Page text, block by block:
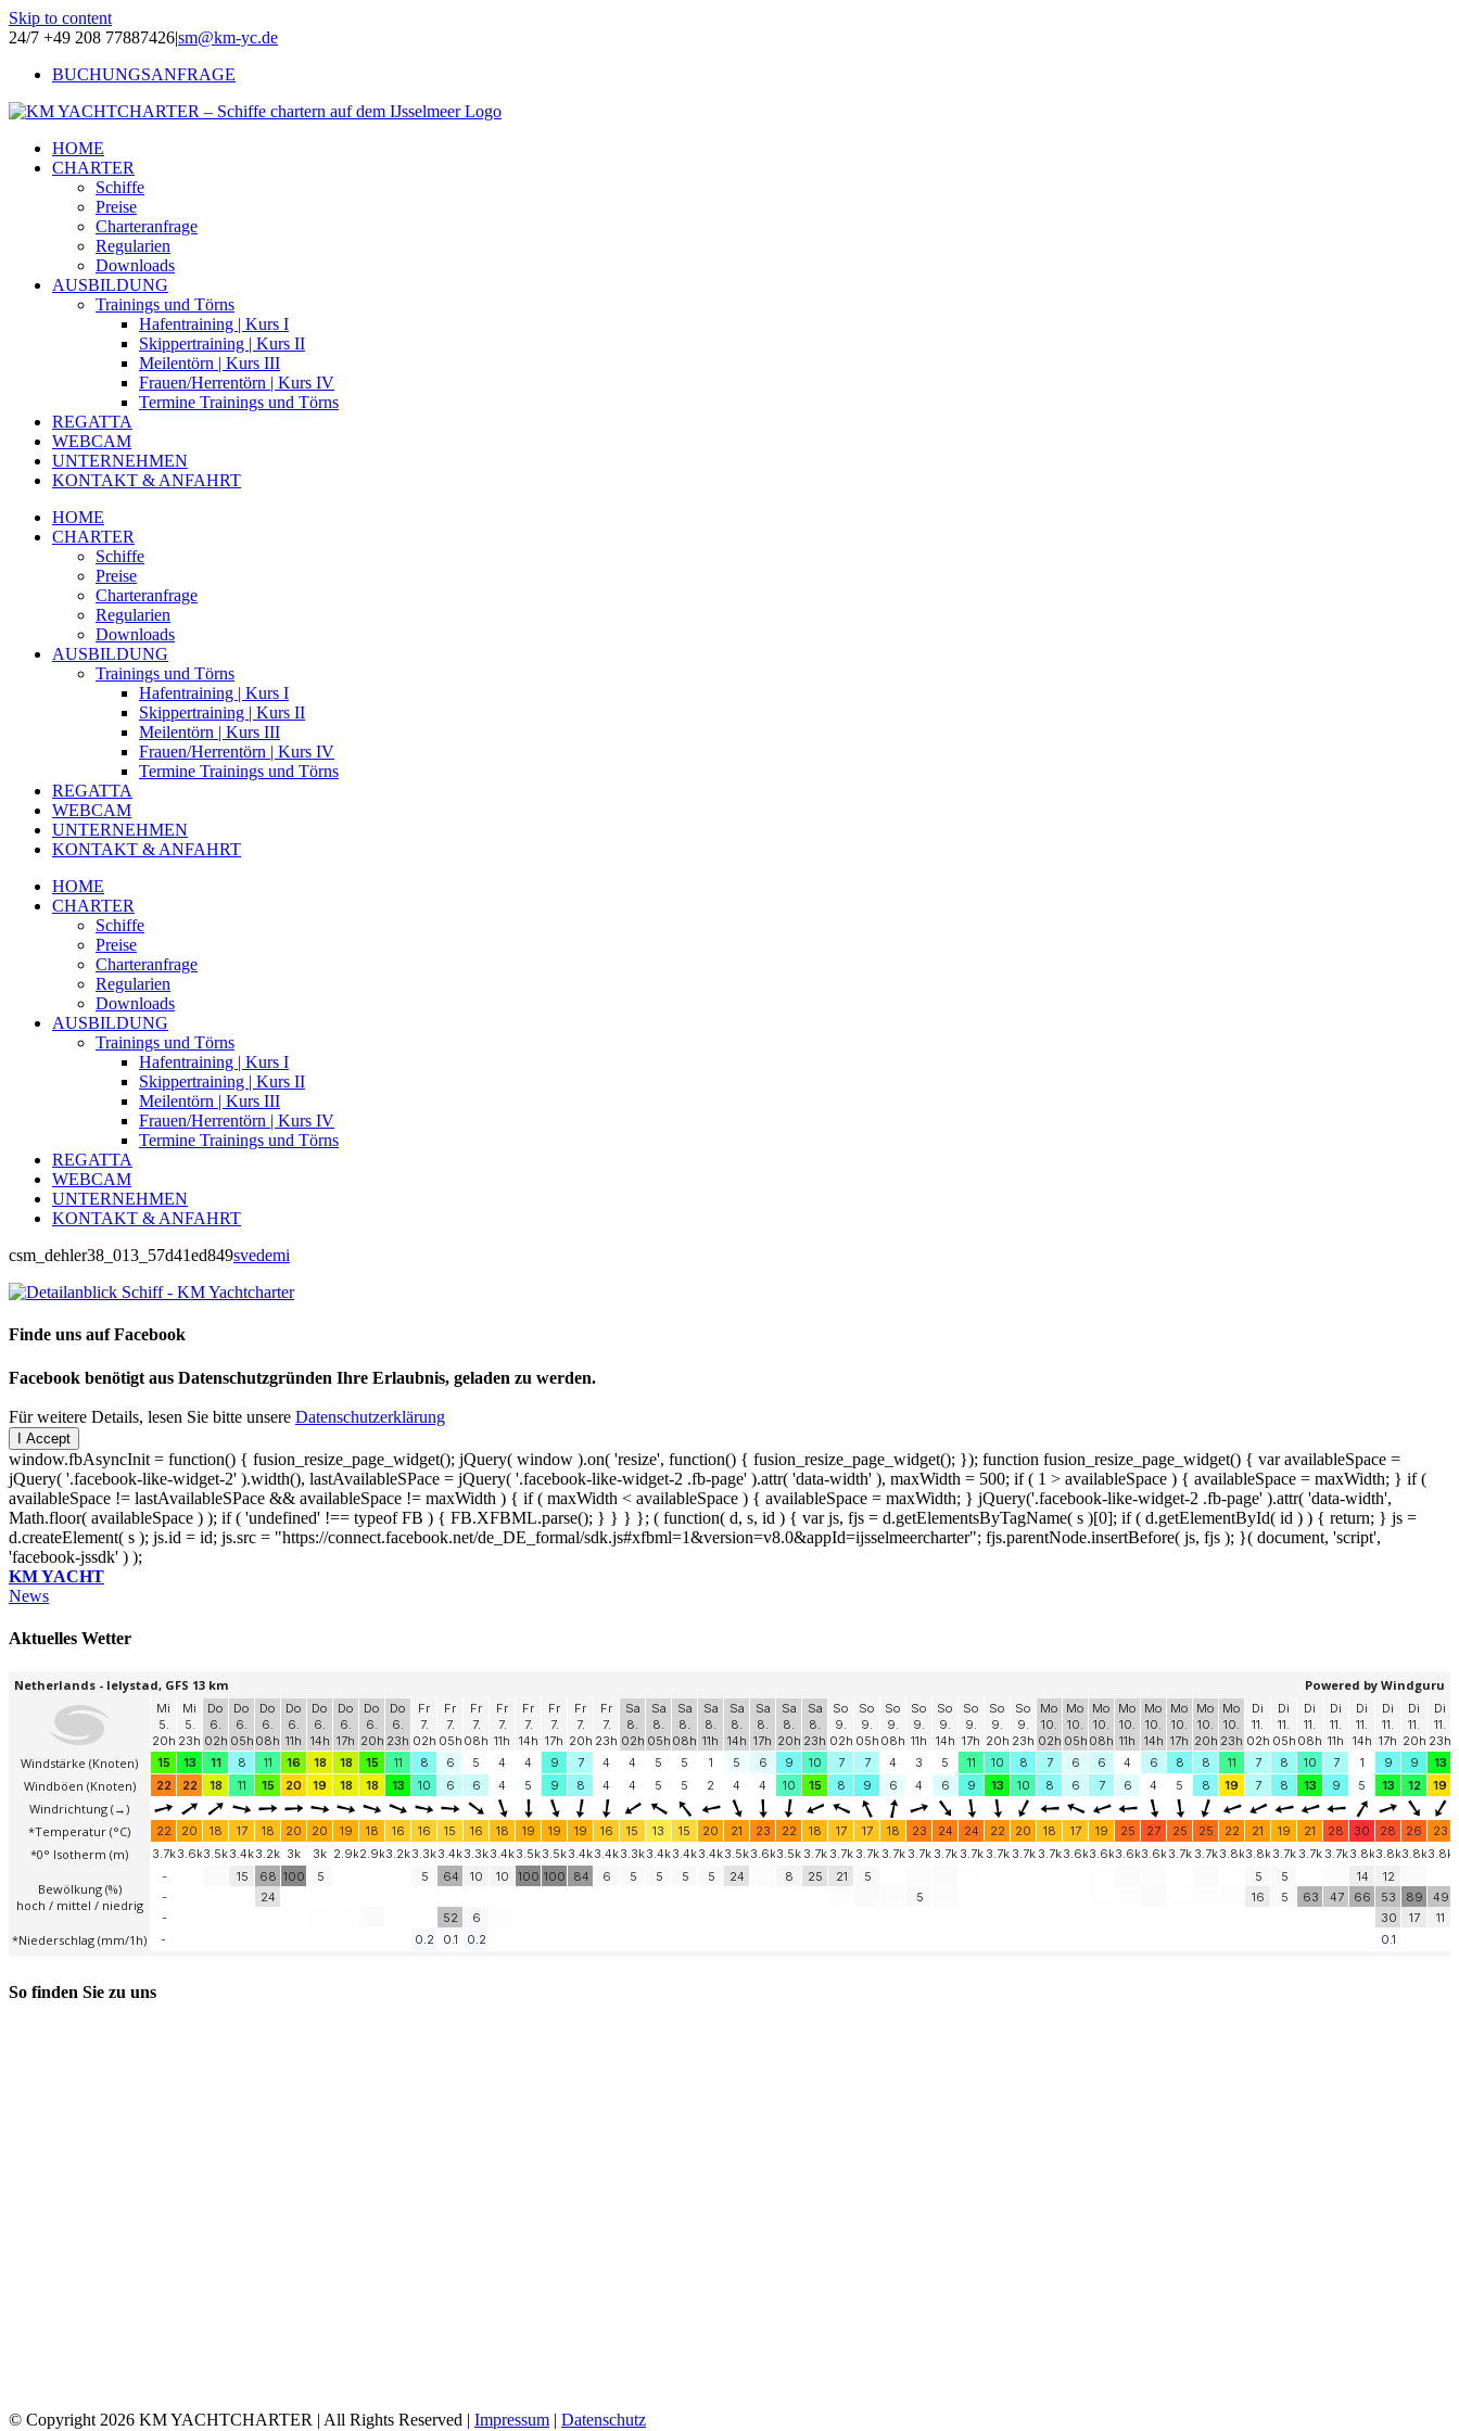
Skip to content
24/7 +49 208 77887426|sm@km-yc.de
BUCHUNGSANFRAGE
HOME
CHARTER
Schiffe
Preise
Charteranfrage
Regularien
Downloads
AUSBILDUNG
Trainings und Törns
Hafentraining | Kurs I
Skippertraining | Kurs II
Meilentörn | Kurs III
Frauen/Herrentörn | Kurs IV
Termine Trainings und Törns
REGATTA
WEBCAM
UNTERNEHMEN
KONTAKT & ANFAHRT
HOME
CHARTER
Schiffe
Preise
Charteranfrage
Regularien
Downloads
AUSBILDUNG
Trainings und Törns
Hafentraining | Kurs I
Skippertraining | Kurs II
Meilentörn | Kurs III
Frauen/Herrentörn | Kurs IV
Termine Trainings und Törns
REGATTA
WEBCAM
UNTERNEHMEN
KONTAKT & ANFAHRT
HOME
CHARTER
Schiffe
Preise
Charteranfrage
Regularien
Downloads
AUSBILDUNG
Trainings und Törns
Hafentraining | Kurs I
Skippertraining | Kurs II
Meilentörn | Kurs III
Frauen/Herrentörn | Kurs IV
Termine Trainings und Törns
REGATTA
WEBCAM
UNTERNEHMEN
KONTAKT & ANFAHRT
csm_dehler38_013_57d41ed849svedemi
Finde uns auf Facebook
Facebook benötigt aus Datenschutzgründen Ihre Erlaubnis, geladen zu werden.
Für weitere Details, lesen Sie bitte unsere Datenschutzerklärung
I Accept
window.fbAsyncInit = function() { fusion_resize_page_widget(); jQuery( window ).on( 'resize', function() { fusion_resize_page_widget(); }); function fusion_resize_page_widget() { var availableSpace =
jQuery( '.facebook-like-widget-2' ).width(), lastAvailableSPace = jQuery( '.facebook-like-widget-2 .fb-page' ).attr( 'data-width' ), maxWidth = 500; if ( 1 > availableSpace ) { availableSpace = maxWidth; } if (
availableSpace != lastAvailableSPace && availableSpace != maxWidth ) { if ( maxWidth < availableSpace ) { availableSpace = maxWidth; } jQuery('.facebook-like-widget-2 .fb-page' ).attr( 'data-width',
Math.floor( availableSpace ) ); if ( 'undefined' !== typeof FB ) { FB.XFBML.parse(); } } } }; ( function( d, s, id ) { var js, fjs = d.getElementsByTagName( s )[0]; if ( d.getElementById( id ) ) { return; } js =
d.createElement( s ); js.id = id; js.src = "https://connect.facebook.net/de_DE_formal/sdk.js#xfbml=1&version=v8.0&appId=ijsselmeercharter"; fjs.parentNode.insertBefore( js, fjs ); }( document, 'script',
'facebook-jssdk' ) );
KM YACHT
News
Aktuelles Wetter
So finden Sie zu uns
© Copyright 2026 KM YACHTCHARTER | All Rights Reserved | Impressum | Datenschutz